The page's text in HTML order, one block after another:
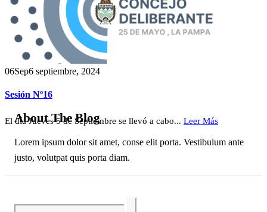
06Sep6 septiembre, 2024
Sesión Nº16
El día Jueves 5 de Septiembre se llevó a cabo... Leer Más
About The Blog
Lorem ipsum dolor sit amet, conse elit porta. Vestibulum ante
justo, volutpat quis porta diam.